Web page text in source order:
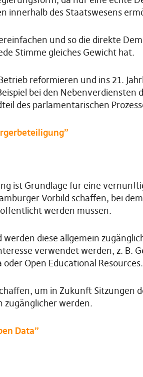
innerhalb des Staatswesens
und so die direkte
Stimme gleiches Gewicht hat.
reformieren und ins 21.
bei den
des parlamentarischen
ist Grundlage für eine
Vorbild schaffen, bei
werden müssen.
diese allgemein
verwendet werden, z. B.
Open Educational Resources.
um in Zukunft Sitzungen
zugänglicher werden.
Data”